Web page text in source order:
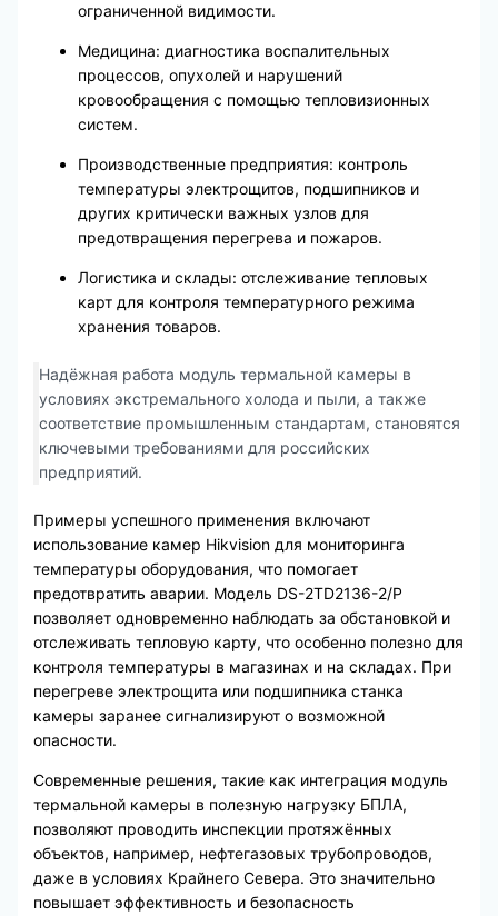
ограниченной видимости.
Медицина: диагностика воспалительных
процессов, опухолей и нарушений
кровообращения с помощью тепловизионных
систем.
Производственные предприятия: контроль
температуры электрощитов, подшипников и
других критически важных узлов для
предотвращения перегрева и пожаров.
Логистика и склады: отслеживание тепловых
карт для контроля температурного режима
хранения товаров.
Надёжная работа модуль термальной камеры в
условиях экстремального холода и пыли, а также
соответствие промышленным стандартам, становятся
ключевыми требованиями для российских
предприятий.
Примеры успешного применения включают
использование камер Hikvision для мониторинга
температуры оборудования, что помогает
предотвратить аварии. Модель DS-2TD2136-2/P
позволяет одновременно наблюдать за обстановкой и
отслеживать тепловую карту, что особенно полезно для
контроля температуры в магазинах и на складах. При
перегреве электрощита или подшипника станка
камеры заранее сигнализируют о возможной
опасности.
Современные решения, такие как интеграция модуль
термальной камеры в полезную нагрузку БПЛА,
позволяют проводить инспекции протяжённых
объектов, например, нефтегазовых трубопроводов,
даже в условиях Крайнего Севера. Это значительно
повышает эффективность и безопасность